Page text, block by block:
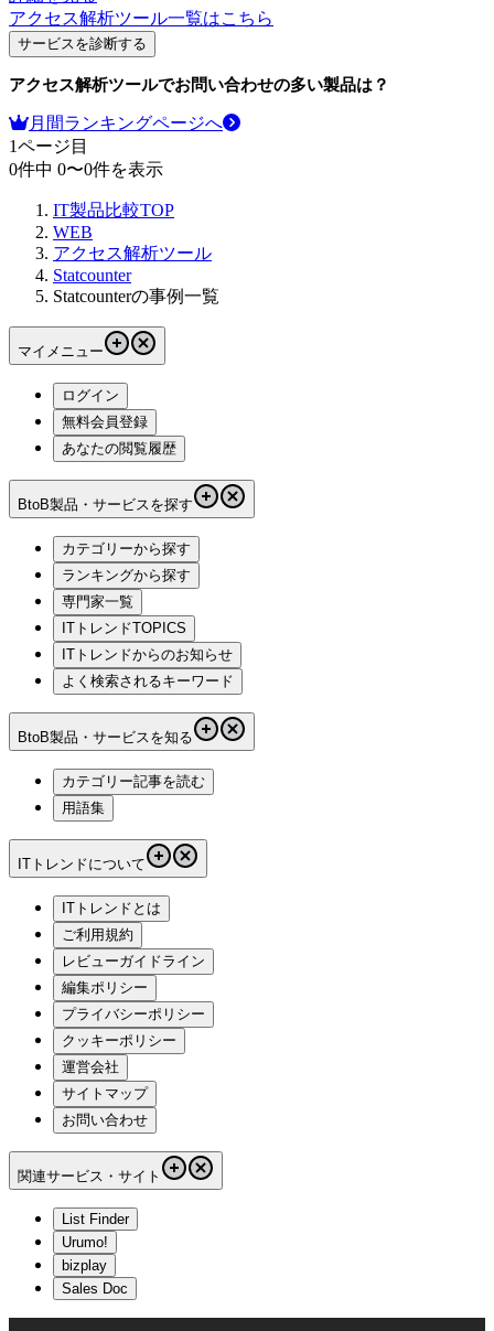
アクセス解析ツール一覧はこちら
サービスを診断する
アクセス解析ツールでお問い合わせの多い製品は？
月間ランキングページへ
1ページ目
0件中 0〜0件を表示
IT製品比較TOP
WEB
アクセス解析ツール
Statcounter
Statcounterの事例一覧
マイメニュー
ログイン
無料会員登録
あなたの閲覧履歴
BtoB製品・サービスを探す
カテゴリーから探す
ランキングから探す
専門家一覧
ITトレンドTOPICS
ITトレンドからのお知らせ
よく検索されるキーワード
BtoB製品・サービスを知る
カテゴリー記事を読む
用語集
ITトレンドについて
ITトレンドとは
ご利用規約
レビューガイドライン
編集ポリシー
プライバシーポリシー
クッキーポリシー
運営会社
サイトマップ
お問い合わせ
関連サービス・サイト
List Finder
Urumo!
bizplay
Sales Doc